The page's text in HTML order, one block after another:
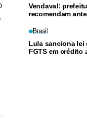
Vendaval:
recomendam
Brasil
Lula sanciona lei
FGTS em crédito